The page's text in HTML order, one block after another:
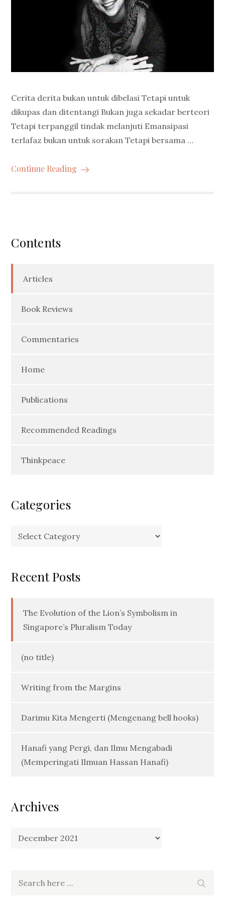
Cerita derita bukan untuk dibelasi Tetapi untuk
dikupas dan ditentangi Bukan juga sekadar berteori
Tetapi terpanggil tindak melanjuti Emansipasi
terlafaz bukan untuk sorakan Tetapi bersama …
Continue Reading
Contents
Articles
Book Reviews
Commentaries
Home
Publications
Recommended Readings
Thinkpeace
Categories
Categories
Recent Posts
The Evolution of the Lion’s Symbolism in
Singapore’s Pluralism Today
(no title)
Writing from the Margins
Darimu Kita Mengerti (Mengenang bell hooks)
Hanafi yang Pergi, dan Ilmu Mengabadi
(Memperingati Ilmuan Hassan Hanafi)
Archives
Archives